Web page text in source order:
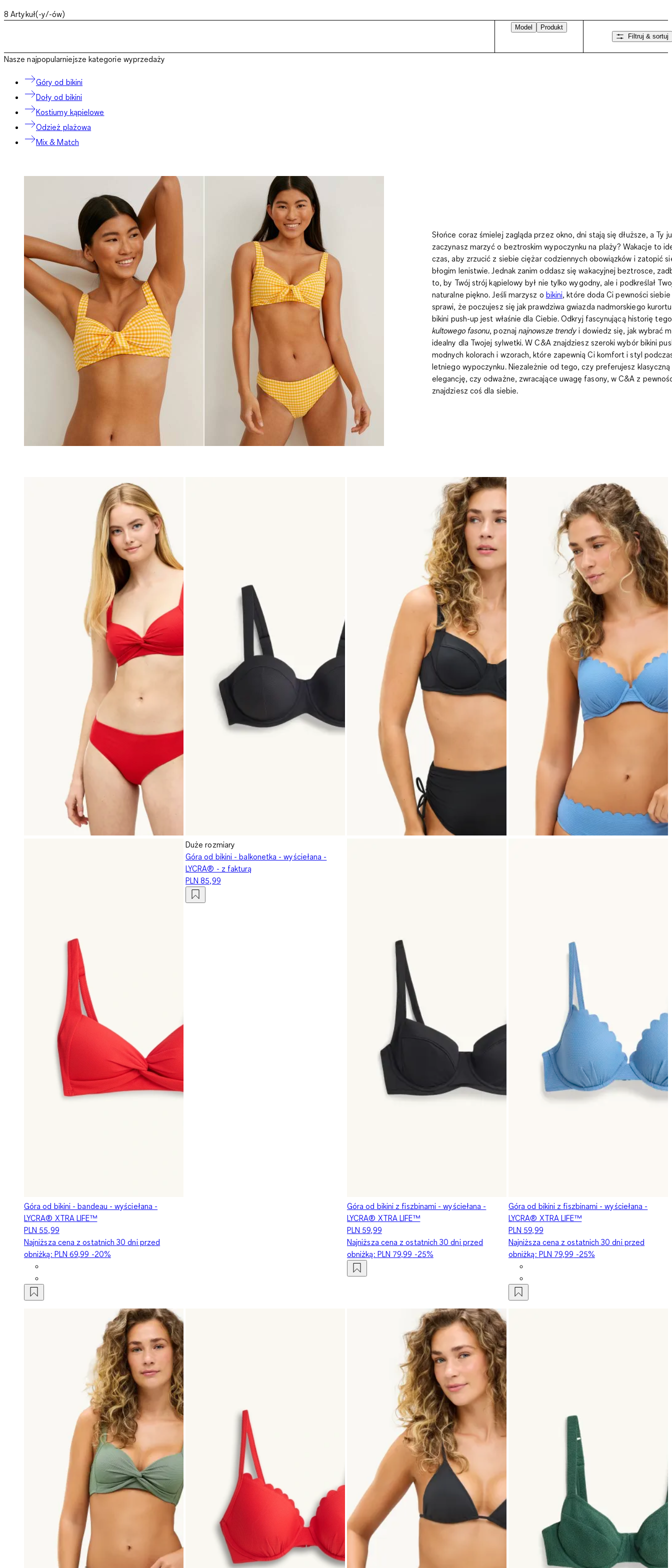
8 Artykuł(-y/-ów)
Model
Produkt
Filtruj & sortuj
Nasze najpopularniejsze kategorie wyprzedaży
Góry od bikini
Doły od bikini
Kostiumy kąpielowe
Odzież plażowa
Mix & Match
Słońce coraz śmielej zagląda przez okno, dni stają się dłuższe, a Ty
zaczynasz marzyć o beztroskim wypoczynku na plaży? Wakacje to
czas, aby zrzucić z siebie ciężar codziennych obowiązków i zatopić
błogim lenistwie. Jednak zanim oddasz się wakacyjnej beztrosce,
to, by Twój strój kąpielowy był nie tylko wygodny, ale i podkreślał
naturalne piękno. Jeśli marzysz o bikini, które doda Ci pewności siebie
sprawi, że poczujesz się jak prawdziwa gwiazda nadmorskiego
bikini push-up jest właśnie dla Ciebie. Odkryj fascynującą historię tego
kultowego fasonu, poznajnajnowsze trendyi dowiedz się, jak wybrać
idealny dla Twojej sylwetki. W C&A znajdziesz szeroki wybór bikini
modnych kolorach i wzorach, które zapewnią Ci komfort i styl
letniego wypoczynku. Niezależnie od tego, czy preferujesz klasyczną
elegancję, czy odważne, zwracające uwagę fasony, w C&A z
znajdziesz coś dla siebie.
Góra od bikini - bandeau - wyściełana -
LYCRA® XTRA LIFE™
PLN 55,99
Najniższa cena z ostatnich 30 dni przed
obniżką: PLN 69,99 -20%
Duże rozmiary
Góra od bikini - balkonetka - wyściełana -
LYCRA® - z fakturą
PLN 85,99
Góra od bikini z fiszbinami - wyściełana -
LYCRA® XTRA LIFE™
PLN 59,99
Najniższa cena z ostatnich 30 dni przed
obniżką: PLN 79,99 -25%
Góra od bikini z fiszbinami - wyściełana -
LYCRA® XTRA LIFE™
PLN 59,99
Najniższa cena z ostatnich 30 dni przed
obniżką: PLN 79,99 -25%